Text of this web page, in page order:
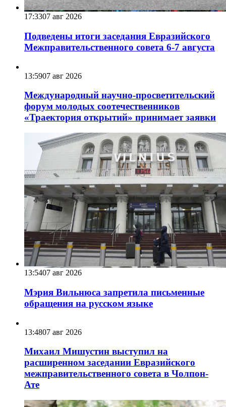
17:3307 авг 2026
Подведены итоги заседания Евразийского
Межправительственного совета 6-7 августа
13:5907 авг 2026
Международный научно-просветительский
форум молодых соотечественников
«Траектория открытий» принимает заявки
13:5407 авг 2026
Мэрия Вильнюса запретила письменные
обращения на русском языке
13:4807 авг 2026
Михаил Мишустин выступил на
расширенном заседании Евразийского
межправительственного совета в Чолпон-
Ате